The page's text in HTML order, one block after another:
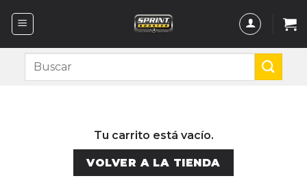
Buscar
Tu carrito está vacío.
VOLVER A LA TIENDA